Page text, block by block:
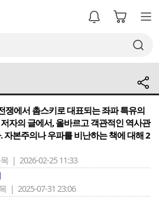
쟁에서 촘스키로 대표되는 좌파 특유의
자의 글에서, 올바르고 객관적인 역사관
자본주의나 우파를 비난하는 책에 대해 2
| 2026-02-25 11:33
| 2025-07-31 23:06